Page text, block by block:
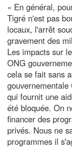
« En général,
Tigré n'est pas
locaux, l'arrêt
gravement des
Les impacts sur
ONG
cela se fait sans
qui fournit une
été bloquée. On
financer des
privés. Nous ne
programmes il